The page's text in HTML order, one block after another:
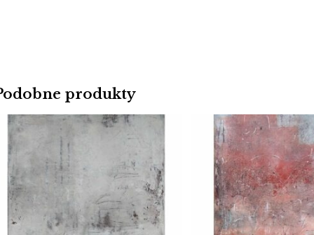
produkty